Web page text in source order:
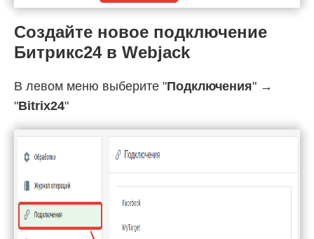
Создайте новое подключение
Битрикс24 в Webjack
В левом меню выберите "Подключения" →
"Bitrix24"